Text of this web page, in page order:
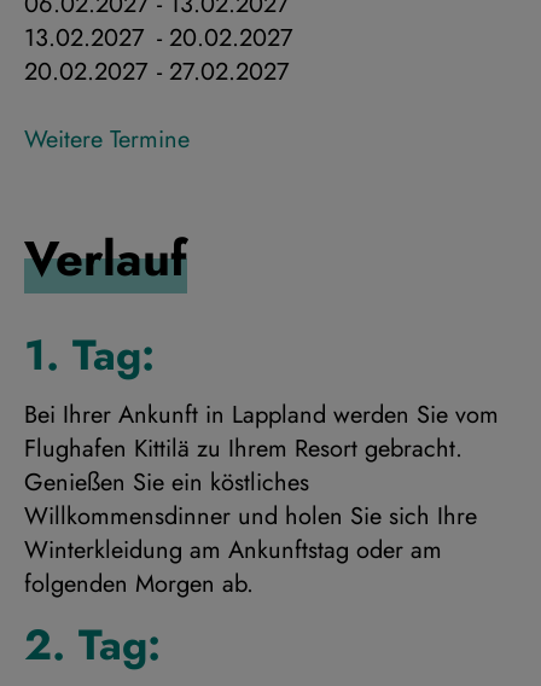
13.02.2027 - 20.02.2027
20.02.2027 - 27.02.2027
Weitere Termine
Verlauf
1. Tag:
Bei Ihrer Ankunft in Lappland werden Sie vom
Flughafen Kittilä zu Ihrem Resort gebracht.
Genießen Sie ein köstliches
Willkommensdinner und holen Sie sich Ihre
Winterkleidung am Ankunftstag oder am
folgenden Morgen ab.
2. Tag: